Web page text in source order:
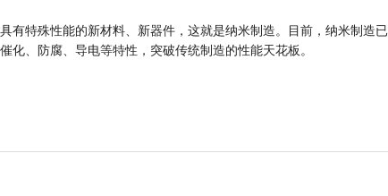
有特殊性能的新材料、新器件，这就是纳米制造。目前，纳米制造
化、防腐、导电等特性，突破传统制造的性能天花板。